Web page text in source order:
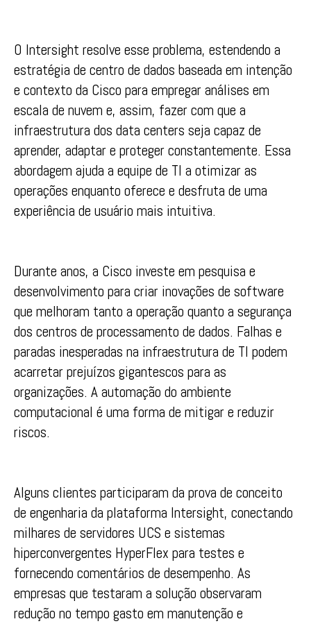
O Intersight resolve esse problema, estendendo a
estratégia de centro de dados baseada em intenção
e contexto da Cisco para empregar análises em
escala de nuvem e, assim, fazer com que a
infraestrutura dos data centers seja capaz de
aprender, adaptar e proteger constantemente. Essa
abordagem ajuda a equipe de TI a otimizar as
operações enquanto oferece e desfruta de uma
experiência de usuário mais intuitiva.
Durante anos, a Cisco investe em pesquisa e
desenvolvimento para criar inovações de software
que melhoram tanto a operação quanto a segurança
dos centros de processamento de dados. Falhas e
paradas inesperadas na infraestrutura de TI podem
acarretar prejuízos gigantescos para as
organizações. A automação do ambiente
computacional é uma forma de mitigar e reduzir
riscos.
Alguns clientes participaram da prova de conceito
de engenharia da plataforma Intersight, conectando
milhares de servidores UCS e sistemas
hiperconvergentes HyperFlex para testes e
fornecendo comentários de desempenho. As
empresas que testaram a solução observaram
redução no tempo gasto em manutenção e